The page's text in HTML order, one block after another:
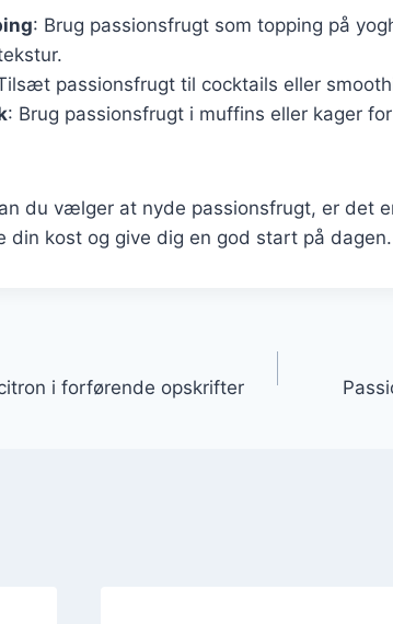
: Brug passionsfrugt som topping på
passionsfrugt til cocktails eller
: Brug passionsfrugt i muffins eller kager
du vælger at nyde passionsfrugt, er det
din kost og give dig en god start på dagen.
i forførende opskrifter